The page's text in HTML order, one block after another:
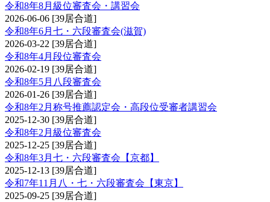
令和8年8月級位審査会・講習会
2026-06-06 [39居合道]
令和8年6月七・六段審査会(滋賀)
2026-03-22 [39居合道]
令和8年4月段位審査会
2026-02-19 [39居合道]
令和8年5月八段審査会
2026-01-26 [39居合道]
令和8年2月称号推薦認定会・高段位受審者講習会
2025-12-30 [39居合道]
令和8年2月級位審査会
2025-12-25 [39居合道]
令和8年3月七・六段審査会【京都】
2025-12-13 [39居合道]
令和7年11月八・七・六段審査会【東京】
2025-09-25 [39居合道]